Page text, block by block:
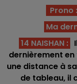
Prono
Ma
14 NAISHAN :
dernièrement en
une distance à
de tableau, il